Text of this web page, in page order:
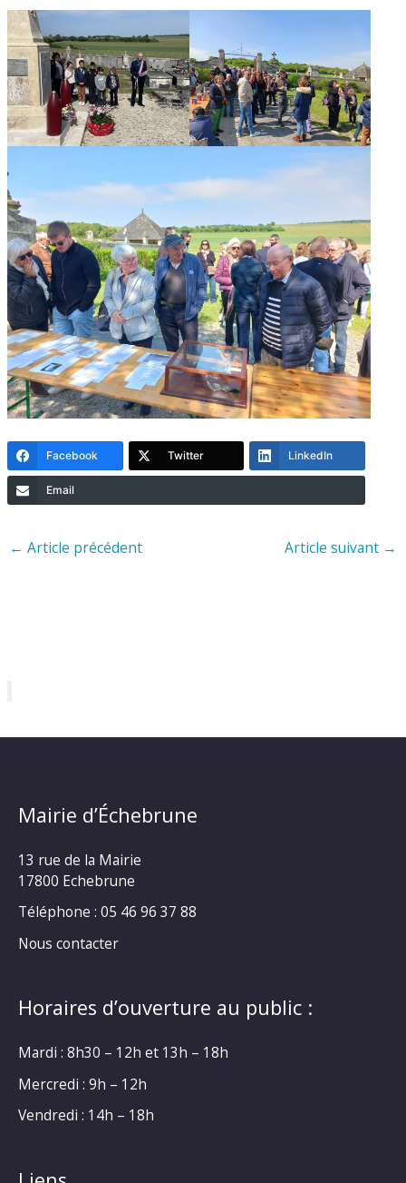
Facebook Twitter LinkedIn
Email
← Article précédent Article suivant →
Mairie d’Échebrune
13 rue de la Mairie
17800 Echebrune
Téléphone : 05 46 96 37 88
Nous contacter
Horaires d’ouverture au public :
Mardi : 8h30 – 12h et 13h – 18h
Mercredi : 9h – 12h
Vendredi : 14h – 18h